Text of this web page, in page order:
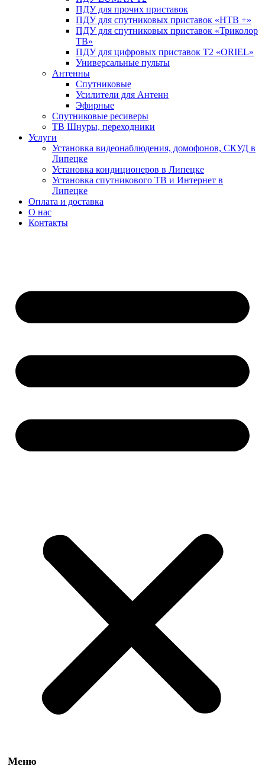
ПДУ для прочих приставок
ПДУ для спутниковых приставок «НТВ +»
ПДУ для спутниковых приставок «Триколор
ТВ»
ПДУ для цифровых приставок Т2 «ORIEL»
Универсальные пульты
Антенны
Спутниковые
Усилители для Антенн
Эфирные
Спутниковые ресиверы
ТВ Шнуры, переходники
Услуги
Установка видеонаблюдения, домофонов, СКУД в
Липецке
Установка кондиционеров в Липецке
Установка спутникового ТВ и Интернет в
Липецке
Оплата и доставка
О нас
Контакты